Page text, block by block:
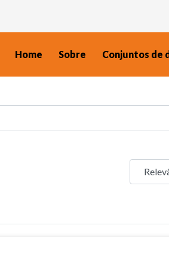
Home Sobre Conjuntos de